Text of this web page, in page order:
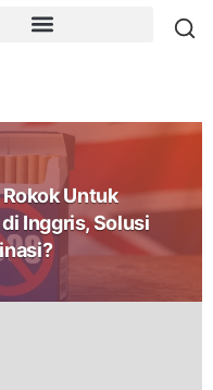
Untuk
Inggris, Solusi